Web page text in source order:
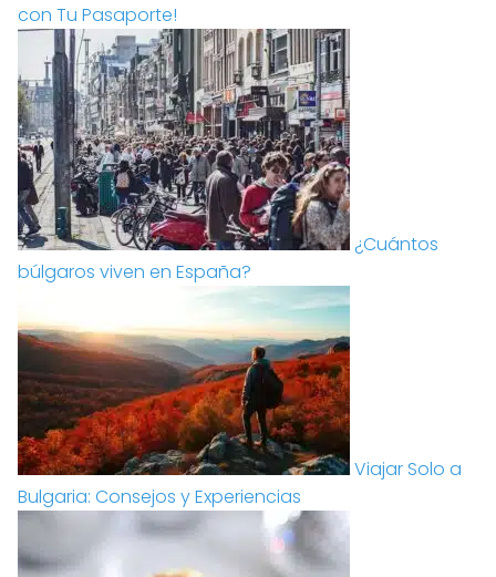
con Tu Pasaporte!
¿Cuántos
búlgaros viven en España?
Viajar Solo a
Bulgaria: Consejos y Experiencias